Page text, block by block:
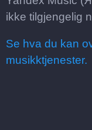
ikke tilgjengelig
Se hva du kan
musikktjenester.